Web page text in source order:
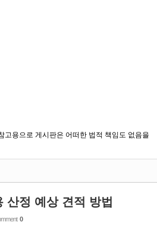
고용으로 게시판은 어떠한 법적 책임도 없음을
산정 예상 견적 방법
0